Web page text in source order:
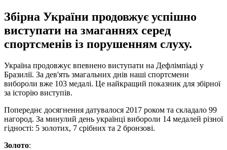
Збірна України продовжує успішно
виступати на змаганнях серед
спортсменів із порушенням слуху.
Україна продовжує впевнено виступати на Дефлімпіаді у
Бразилії. За дев'ять змагальних днів наші спортсмени
вибороли вже 103 медалі. Це найкращий показник для збірної
за історію виступів.
Попереднє досягнення датувалося 2017 роком та складало 99
нагород. За минулий день українці вибороли 14 медалей різної
гідності: 5 золотих, 7 срібних та 2 бронзові.
Золото: